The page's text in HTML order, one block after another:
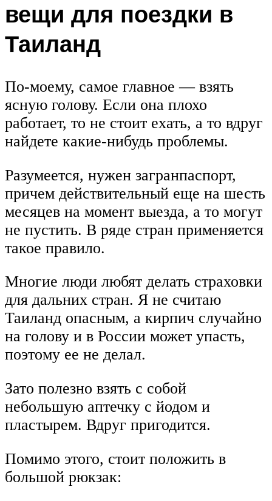
вещи для поездки в
Таиланд
По-моему, самое главное — взять
ясную голову. Если она плохо
работает, то не стоит ехать, а то вдруг
найдете какие-нибудь проблемы.
Разумеется, нужен загранпаспорт,
причем действительный еще на шесть
месяцев на момент выезда, а то могут
не пустить. В ряде стран применяется
такое правило.
Многие люди любят делать страховки
для дальних стран. Я не считаю
Таиланд опасным, а кирпич случайно
на голову и в России может упасть,
поэтому ее не делал.
Зато полезно взять с собой
небольшую аптечку с йодом и
пластырем. Вдруг пригодится.
Помимо этого, стоит положить в
большой рюкзак: